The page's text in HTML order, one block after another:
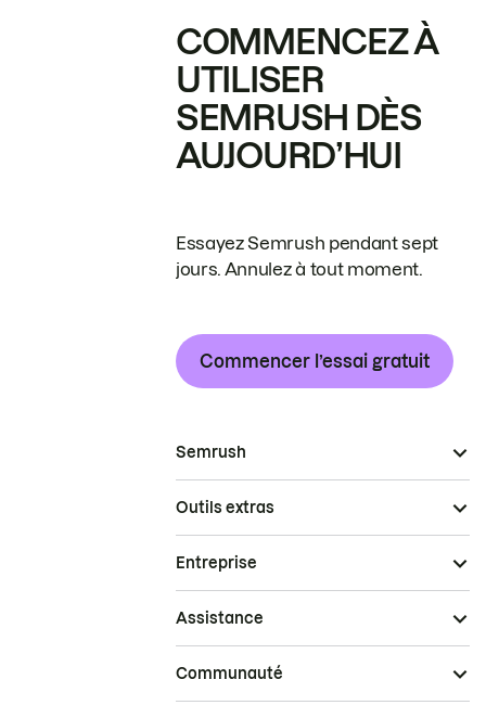
COMMENCEZ À
UTILISER
SEMRUSH DÈS
AUJOURD’HUI
Essayez Semrush pendant sept
jours. Annulez à tout moment.
Commencer l’essai gratuit
Semrush
Outils extras
Entreprise
Assistance
Communauté